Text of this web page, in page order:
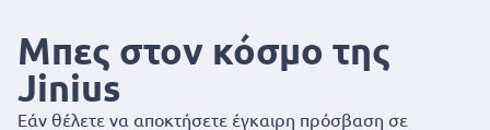
Μπες στον κόσμο της
Jinius
Εάν θέλετε να αποκτήσετε έγκαιρη πρόσβαση σε